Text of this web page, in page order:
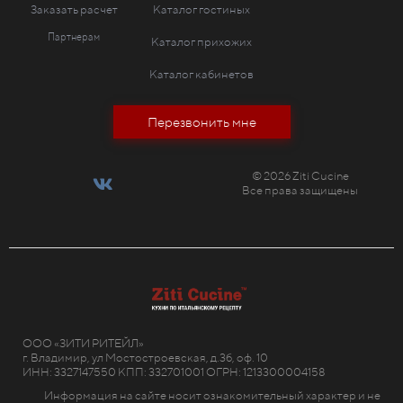
Заказать расчет
Партнерам
Каталог гостиных
Каталог прихожих
Каталог кабинетов
Перезвонить мне
© 2026 Ziti Cucine
Все права защищены
ООО «ЗИТИ РИТЕЙЛ»
г. Владимир, ул Мостостроевская, д.3б, оф. 10
ИНН: 3327147550 КПП: 332701001 ОГРН: 1213300004158
Информация на сайте носит ознакомительный характер и не